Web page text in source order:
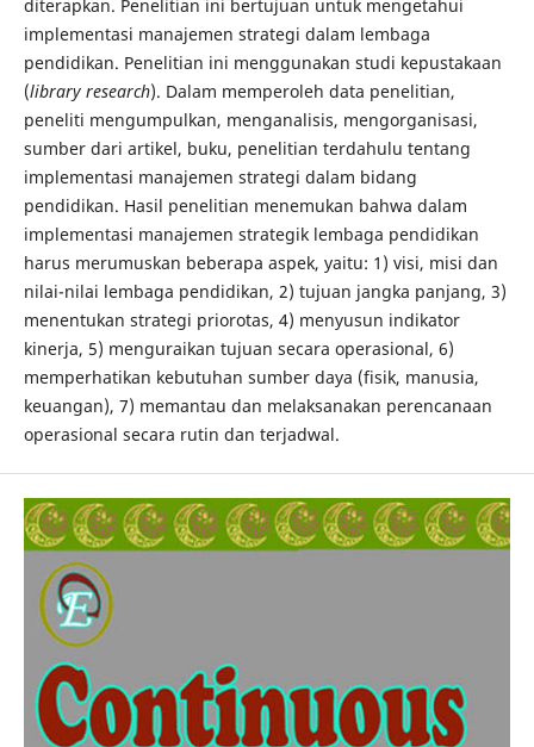
diterapkan. Penelitian ini bertujuan untuk mengetahui
implementasi manajemen strategi dalam lembaga
pendidikan. Penelitian ini menggunakan studi kepustakaan
(library research). Dalam memperoleh data penelitian,
peneliti mengumpulkan, menganalisis, mengorganisasi,
sumber dari artikel, buku, penelitian terdahulu tentang
implementasi manajemen strategi dalam bidang
pendidikan. Hasil penelitian menemukan bahwa dalam
implementasi manajemen strategik lembaga pendidikan
harus merumuskan beberapa aspek, yaitu: 1) visi, misi dan
nilai-nilai lembaga pendidikan, 2) tujuan jangka panjang, 3)
menentukan strategi priorotas, 4) menyusun indikator
kinerja, 5) menguraikan tujuan secara operasional, 6)
memperhatikan kebutuhan sumber daya (fisik, manusia,
keuangan), 7) memantau dan melaksanakan perencanaan
operasional secara rutin dan terjadwal.